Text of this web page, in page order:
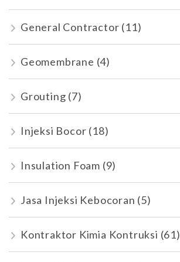
General Contractor (11)
Geomembrane (4)
Grouting (7)
Injeksi Bocor (18)
Insulation Foam (9)
Jasa Injeksi Kebocoran (5)
Kontraktor Kimia Kontruksi (61)